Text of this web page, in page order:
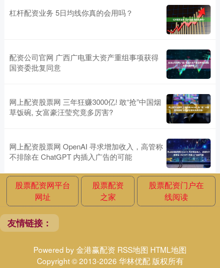
杠杆配资业务 5日均线你真的会用吗？
配资公司官网 广西广电重大资产重组事项获得
国资委批复同意
网上配资股票网 三年狂赚3000亿! 敢“抢”中国烟
草饭碗, 女富豪汪莹究竟多厉害?
网上配资股票网 OpenAI 寻求增加收入，高管称
不排除在 ChatGPT 内插入广告的可能
股票配资网平台
网址
股票配资
之家
股票配资门户在
线阅读
友情链接：
Powered by金港赢配资 RSS地图 HTML地图
Copyright© 2013-2026 华林优配 版权所有